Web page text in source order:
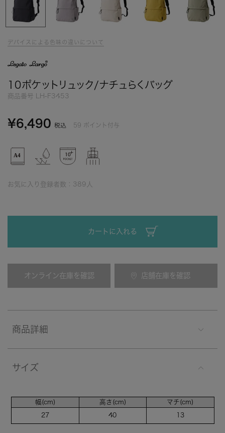
デバイスによる色味の違いについて
10ポケットリュック/ナチュらくバッグ
商品番号 LH-F3453
¥6,490 税込 59 ポイント付与
お気に入り登録者数： 389 人
カートに入れる
オンライン在庫を確認 店舗在庫を確認
商品詳細
サイズ
幅(cm)
27
高さ(cm)
40
マチ(cm)
13